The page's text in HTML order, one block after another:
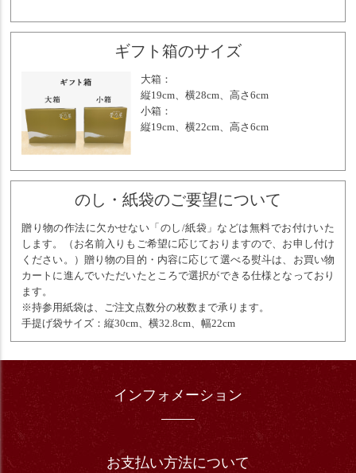
ギフト箱のサイズ
大箱：
縦19cm、横28cm、高さ6cm
小箱：
縦19cm、横22cm、高さ6cm
のし・紙袋のご要望について
贈り物の作法に欠かせない「のし/紙袋」などは無料でお付けいた
します。（お名前入りもご希望に応じておりますので、お申し付け
ください。）贈り物の目的・内容に応じて選べる熨斗は、お買い物
カートに進んでいただいたところで選択ができる仕様となっており
ます。
※持参用紙袋は、ご注文点数分の枚数まで承ります。
手提げ袋サイズ：縦30cm、横32.8cm、幅22cm
インフォメーション
お支払い方法について